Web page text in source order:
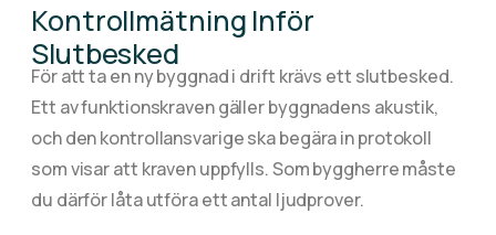
Kontrollmätning Inför
Slutbesked
För att ta en ny byggnad i drift krävs ett slutbesked.
Ett av funktionskraven gäller byggnadens akustik,
och den kontrollansvarige ska begära in protokoll
som visar att kraven uppfylls. Som byggherre måste
du därför låta utföra ett antal ljudprover.